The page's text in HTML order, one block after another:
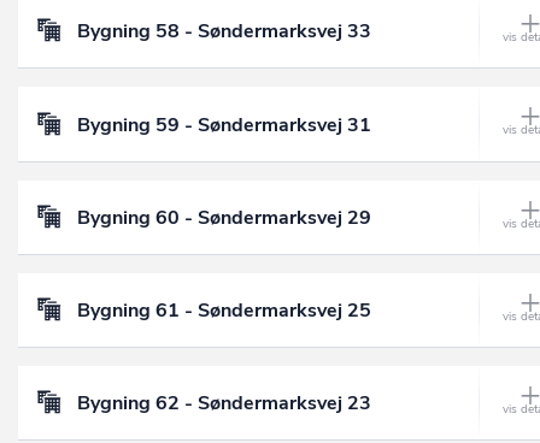
Bygning 58 - Søndermarksvej 33
Bygning 59 - Søndermarksvej 31
Bygning 60 - Søndermarksvej 29
Bygning 61 - Søndermarksvej 25
Bygning 62 - Søndermarksvej 23